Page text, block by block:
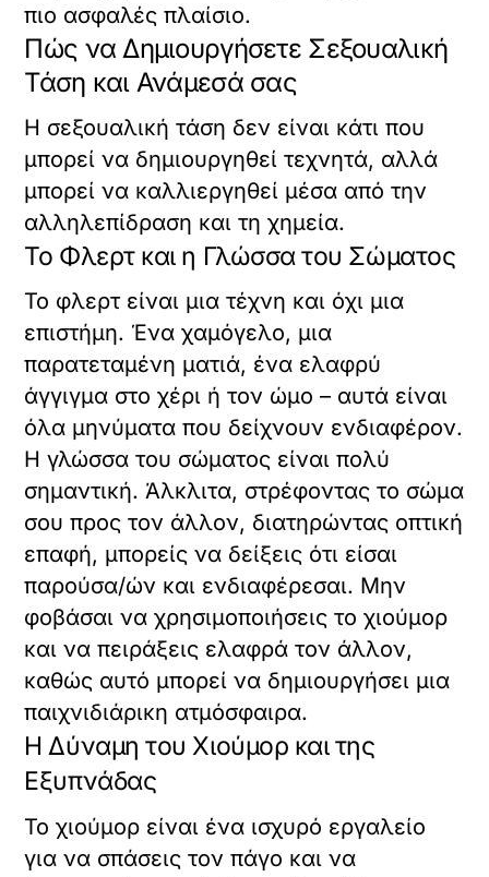
πιο ασφαλές πλαίσιο.
Πώς να Δημιουργήσετε Σεξουαλική
Τάση και Ανάμεσά σας
Η σεξουαλική τάση δεν είναι κάτι που
μπορεί να δημιουργηθεί τεχνητά, αλλά
μπορεί να καλλιεργηθεί μέσα από την
αλληλεπίδραση και τη χημεία.
Το Φλερτ και η Γλώσσα του Σώματος
Το φλερτ είναι μια τέχνη και όχι μια
επιστήμη. Ένα χαμόγελο, μια
παρατεταμένη ματιά, ένα ελαφρύ
άγγιγμα στο χέρι ή τον ώμο – αυτά είναι
όλα μηνύματα που δείχνουν ενδιαφέρον.
Η γλώσσα του σώματος είναι πολύ
σημαντική. Άλκλιτα, στρέφοντας το σώμα
σου προς τον άλλον, διατηρώντας οπτική
επαφή, μπορείς να δείξεις ότι είσαι
παρούσα/ών και ενδιαφέρεσαι. Μην
φοβάσαι να χρησιμοποιήσεις το χιούμορ
και να πειράξεις ελαφρά τον άλλον,
καθώς αυτό μπορεί να δημιουργήσει μια
παιχνιδιάρικη ατμόσφαιρα.
Η Δύναμη του Χιούμορ και της
Εξυπνάδας
Το χιούμορ είναι ένα ισχυρό εργαλείο
για να σπάσεις τον πάγο και να